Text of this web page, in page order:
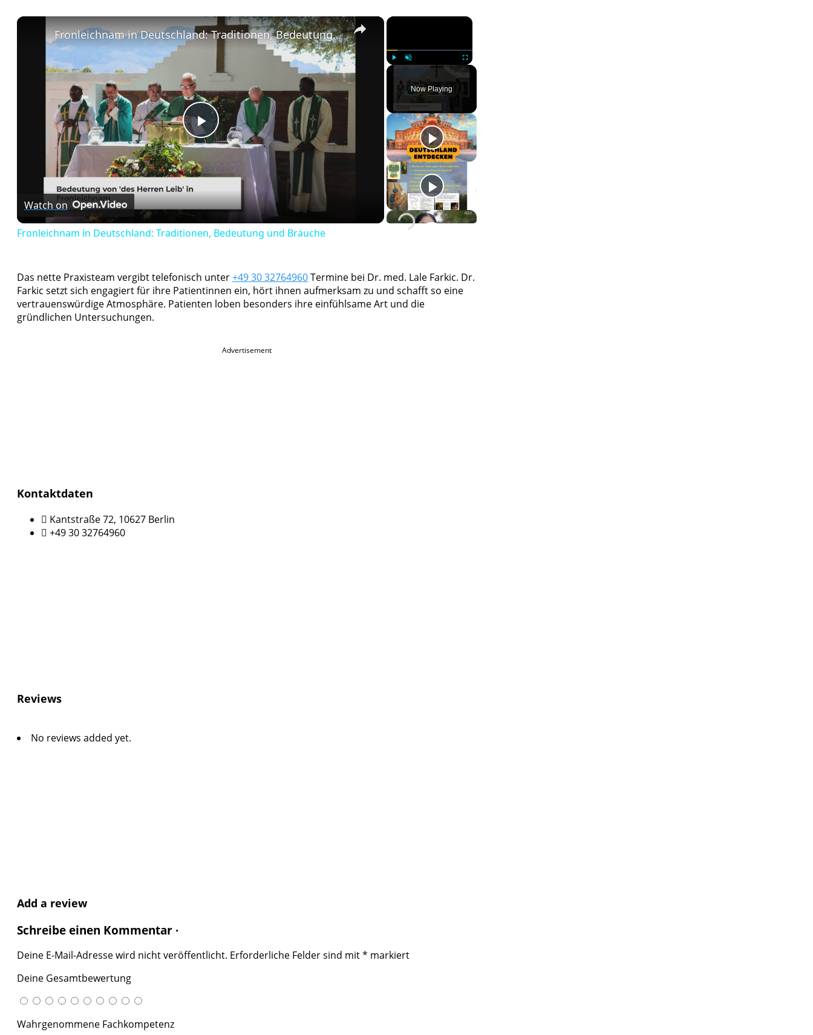
Play Unmute
Now Playing
Play
Video
Fronleichnam in Deutschland: Traditionen, Bedeutung und Bräuche
Watch on
Fronleichnam in Deutschland: Traditionen, Bedeutung und Bräuche
Das nette Praxisteam vergibt telefonisch unter +49 30 32764960Termine bei Dr. med. Lale Farkic. Dr.
Farkic setzt sich engagiert für ihre Patientinnen ein, hört ihnen aufmerksam zu und schafft so eine
vertrauenswürdige Atmosphäre. Patienten loben besonders ihre einfühlsame Art und die
gründlichen Untersuchungen.
Kantstraße 72, 10627 Berlin
No reviews added yet.
Deine Gesamtbewertung